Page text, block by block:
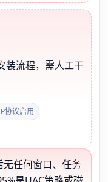
装流程，需人工干
协议启用
任何窗口、任务